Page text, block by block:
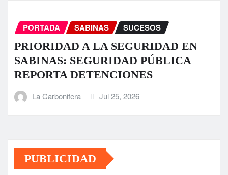
PORTADA SABINAS SUCESOS
PRIORIDAD A LA SEGURIDAD EN
SABINAS: SEGURIDAD PÚBLICA
REPORTA DETENCIONES
La Carbonifera Jul 25, 2026
PUBLICIDAD